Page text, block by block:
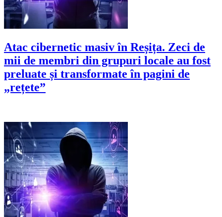
Atac cibernetic masiv în Reșița. Zeci de
mii de membri din grupuri locale au fost
preluate și transformate în pagini de
„rețete”